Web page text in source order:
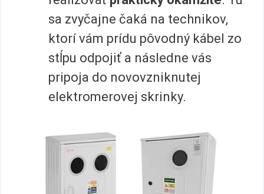
sa zvyčajne čaká na technikov,
ktorí vám prídu pôvodný kábel zo
stĺpu odpojiť a následne vás
pripoja do novovzniknutej
elektromerovej skrinky.